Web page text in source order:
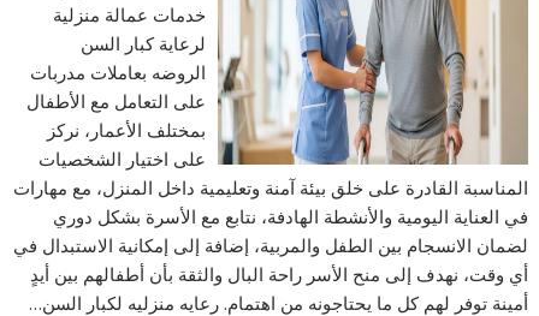
خدمات عمالة منزلية
لرعاية كبار السن
الروضه بعاملات مدربات
على التعامل مع الأطفال
بمختلف الأعمار، نركز
على اختيار الشخصيات
المناسبة القادرة على خلق بيئة آمنة وتعليمية داخل المنزل، مع مهارات
في العناية اليومية والأنشطة الهادفة، نتابع مع الأسرة بشكل دوري
لضمان الانسجام بين الطفل والمربية، إضافة إلى إمكانية الاستبدال في
أي وقت، نهدف إلى منح الأسر راحة البال والثقة بأن أطفالهم بين أيدٍ
أمينة توفر لهم كل ما يحتاجونه من اهتمام. رعايه منزليه لكبار السن…